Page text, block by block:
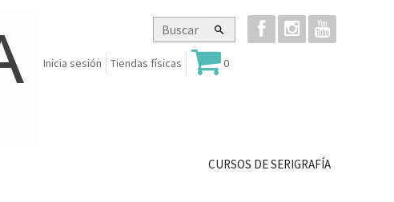
Inicia sesión Tiendas físicas 0
CURSOS DE SERIGRAFÍA